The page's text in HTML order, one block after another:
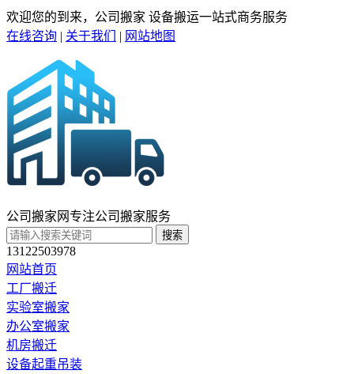
欢迎您的到来，公司搬家 设备搬运一站式商务服务
在线咨询 | 关于我们 | 网站地图
公司搬家网专注公司搬家服务
搜索
13122503978
网站首页
工厂搬迁
实验室搬家
办公室搬家
机房搬迁
设备起重吊装